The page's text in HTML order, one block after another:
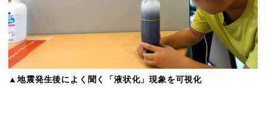
▲地震発生後によく聞く「液状化」現象を可視化